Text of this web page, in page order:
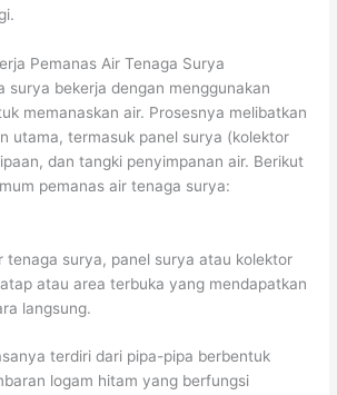
Pemanas Air Tenaga Surya
surya bekerja dengan menggunakan
memanaskan air. Prosesnya melibatkan
utama, termasuk panel surya (kolektor
dan tangki penyimpanan air. Berikut
pemanas air tenaga surya:
tenaga surya, panel surya atau kolektor
atau area terbuka yang mendapatkan
langsung.
terdiri dari pipa-pipa berbentuk
logam hitam yang berfungsi